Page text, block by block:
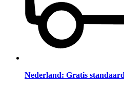
Nederland: Gratis